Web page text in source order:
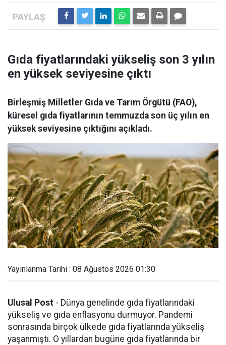
Gıda fiyatlarındaki yükseliş son 3 yılın
en yüksek seviyesine çıktı
Birleşmiş Milletler Gıda ve Tarım Örgütü (FAO),
küresel gıda fiyatlarının temmuzda son üç yılın en
yüksek seviyesine çıktığını açıkladı.
Yayınlanma Tarihi : 08 Ağustos 2026 01:30
Ulusal Post - Dünya genelinde gıda fiyatlarındaki
yükseliş ve gıda enflasyonu durmuyor. Pandemi
sonrasında birçok ülkede gıda fiyatlarında yükseliş
yaşanmıştı. O yıllardan bugüne gıda fiyatlarında bir